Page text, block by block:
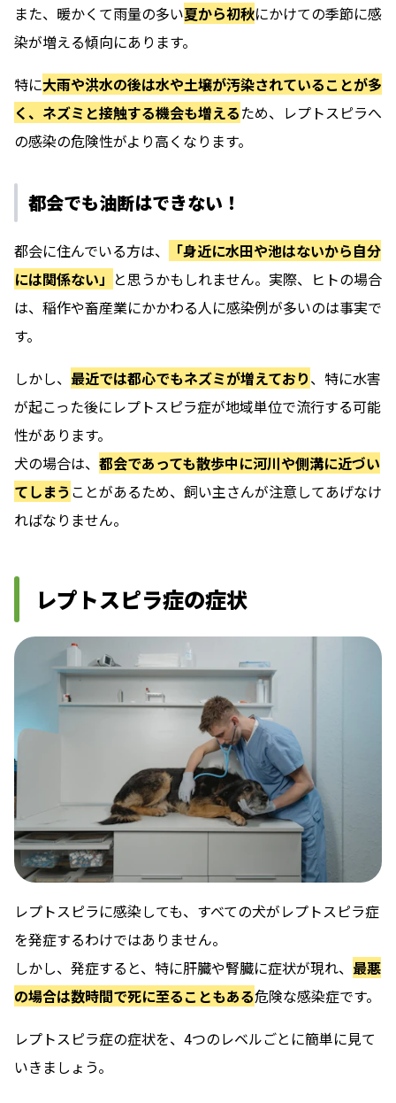
また、暖かくて雨量の多い夏から初秋にかけての季節に感
染が増える傾向にあります。
特に大雨や洪水の後は水や土壌が汚染されていることが多
く、ネズミと接触する機会も増えるため、レプトスピラへ
の感染の危険性がより高くなります。
都会でも油断はできない！
都会に住んでいる方は、
「身近に水田や池はないから自分
には関係ない」 と思うかもしれません。実際、ヒトの場合
は、稲作や畜産業にかかわる人に感染例が多いのは事実で
す。
しかし、 最近では都心でもネズミが増えており、特に水害
が起こった後にレプトスピラ症が地域単位で流行する可能
性があります。
犬の場合は、 都会であっても散歩中に河川や側溝に近づい
てしまうことがあるため、飼い主さんが注意してあげなけ
ればなりません。
レプトスピラ症の症状
レプトスピラに感染しても、すべての犬がレプトスピラ症
を発症するわけではありません。
しかし、発症すると、特に肝臓や腎臓に症状が現れ、 最悪
の場合は数時間で死に至ることもある危険な感染症です。
レプトスピラ症の症状を、4つのレベルごとに簡単に見て
いきましょう。